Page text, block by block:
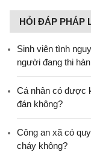
HỎI ĐÁP PHÁP
Sinh viên tình
người đang thi
Cá nhân có được
đán không?
Công an xã có
cháy không?